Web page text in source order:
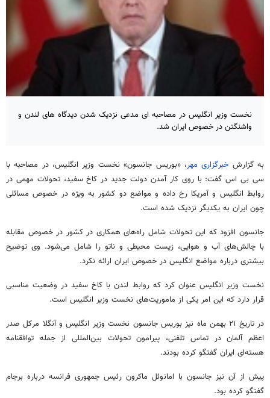
نخست وزیر انگلیس در مصاحبه ای مدعی نزدیک شدن دیدگاه های لندن و
واشنگتن در خصوص ایران شد.
به گزارش خبرگزاری مهر، «بوریس جانسون» نخست وزیر انگلیس، در مصاحبه با
سی بی اس گفت: با روی کار آمدن دولت جدید در کاخ سفید، تحولات مهمی در
روابط انگلیس و آمریکا رخ داده و مواضع دو کشور به ویژه در خصوص مسائلی
چون ایران به یکدیگر نزدیک شده است.
جانسون افزود که این تحولات شامل راه‌های همکاری در کشور در خصوص مقابله
با چالش‌های آب و هوایی، زیست محیطی و ناتو را شامل می‌شود. وی توضیح
بیشتری درباره مواضع انگلیس در خصوص ایران ارائه نکرد.
نخست وزیر انگلیس عنوان کرد که روابط لندن با کاخ سفید در وضعیت مناسبی
قرار دارد که این امر یکی از ماموریت‌های نخست وزیر انگلیس است.
در تاریخ ۲۱ بهمن ماه نیز بوریس جانسون نخست وزیر انگلیس و آنگلا مرکل صدر
اعظم آلمان در تماس تلفنی، پیرامون تحولات بین‌المللی از جمله توافقنامه
هسته‌ای ایران گفتگو کرده بودند.
پیش از آن نیز جانسون با امانوئل ماکرون رئیس جمهوری فرانسه درباره برجام
گفتگو کرده بود.